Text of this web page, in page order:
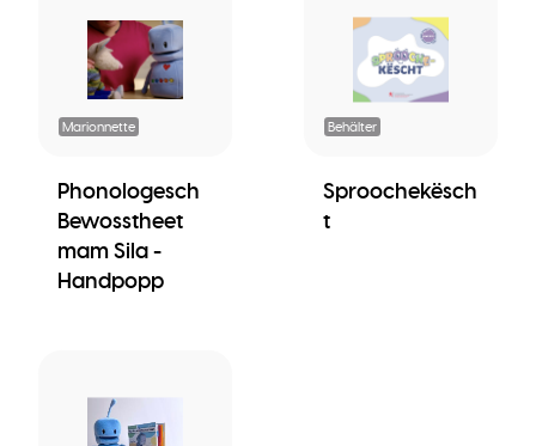
Marionnette
Phonologesch
Bewosstheet
mam Sila -
Handpopp
Behälter
Sproochekësch
t